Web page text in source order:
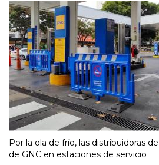
Por la ola de frío, las distribuidoras
de GNC en estaciones de servicio